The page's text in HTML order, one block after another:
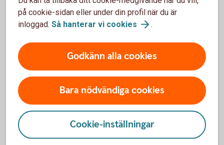
Vad är en jämbördig motpart?
Vad är passandebedömning?
Hur går en passandebedömning till?
Om jag inte vill passandebedömas?
Finns det någon ångermöjlighet på
på cookie-sidan eller under din profil när du är
inloggad. Så hanterar vi cookies .
Godkänn alla cookies
Bara nödvändiga cookies
Cookie-inställningar